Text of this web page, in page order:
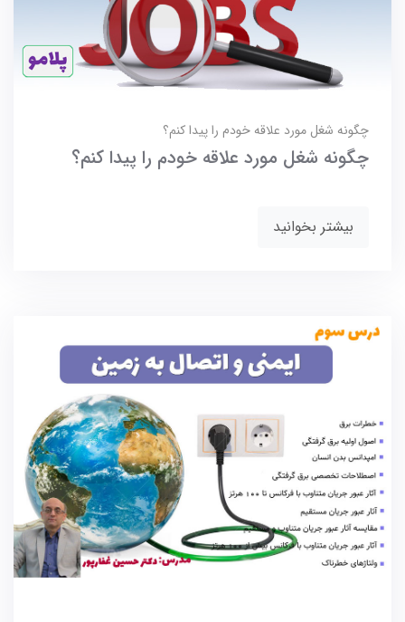
چگونه شغل مورد علاقه خودم را پیدا کنم؟
چگونه شغل مورد علاقه خودم را پیدا کنم؟
بیشتر بخوانید